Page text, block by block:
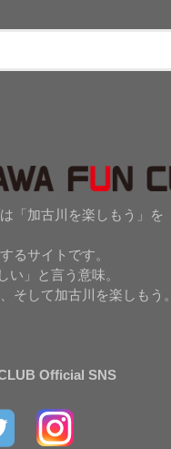
「加古川を楽しもう」を
るサイトです。
い」と言う意味。
そして加古川を楽しもう。
Official SNS